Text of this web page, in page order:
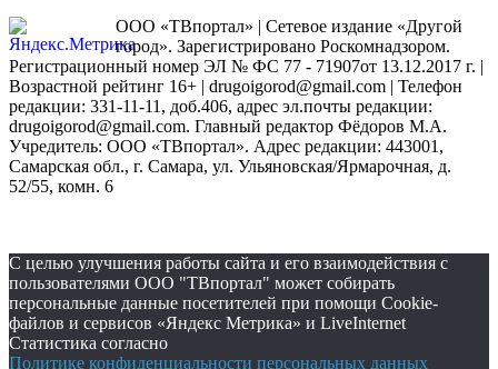
ООО «ТВпортал» | Сетевое издание «Другой
город». Зарегистрировано Роскомнадзором.
Регистрационный номер ЭЛ № ФС 77 - 71907от 13.12.2017 г. |
Возрастной рейтинг 16+ | drugoigorod@gmail.com | Телефон
редакции: 331-11-11, доб.406, адрес эл.почты редакции:
drugoigorod@gmail.com. Главный редактор Фёдоров М.А.
Учредитель: ООО «ТВпортал». Адрес редакции: 443001,
Самарская обл., г. Самара, ул. Ульяновская/Ярмарочная, д.
52/55, комн. 6
С целью улучшения работы сайта и его взаимодействия с
пользователями ООО "ТВпортал" может собирать
персональные данные посетителей при помощи Cookie-
файлов и сервисов «Яндекс Метрика» и LiveInternet
Статистика согласно
Политике конфиденциальности персональных данных